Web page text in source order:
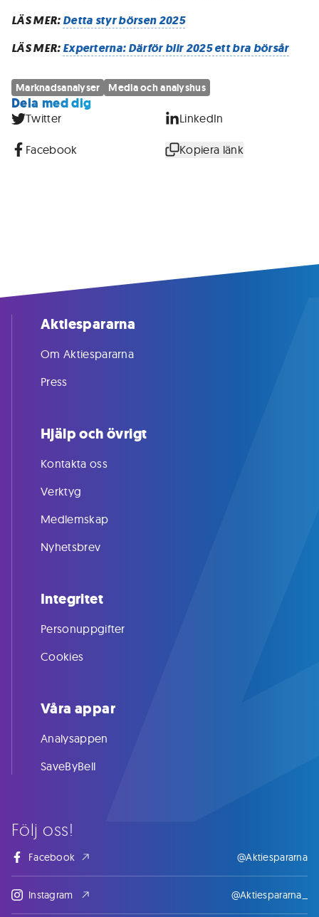
LÄS MER:Detta styr börsen 2025
LÄS MER:Experterna: Därför blir 2025 ett bra börsår
Marknadsanalyser Media och analyshus
Dela med dig
Twitter LinkedIn
Facebook Kopiera länk
Följ oss!
Facebook @Aktiespararna
Instagram @Aktiespararna_
Aktiespararna
Om Aktiespararna
Press
Hjälp och övrigt
Kontakta oss
Verktyg
Medlemskap
Nyhetsbrev
Integritet
Personuppgifter
Cookies
Våra appar
Analysappen
SaveByBell